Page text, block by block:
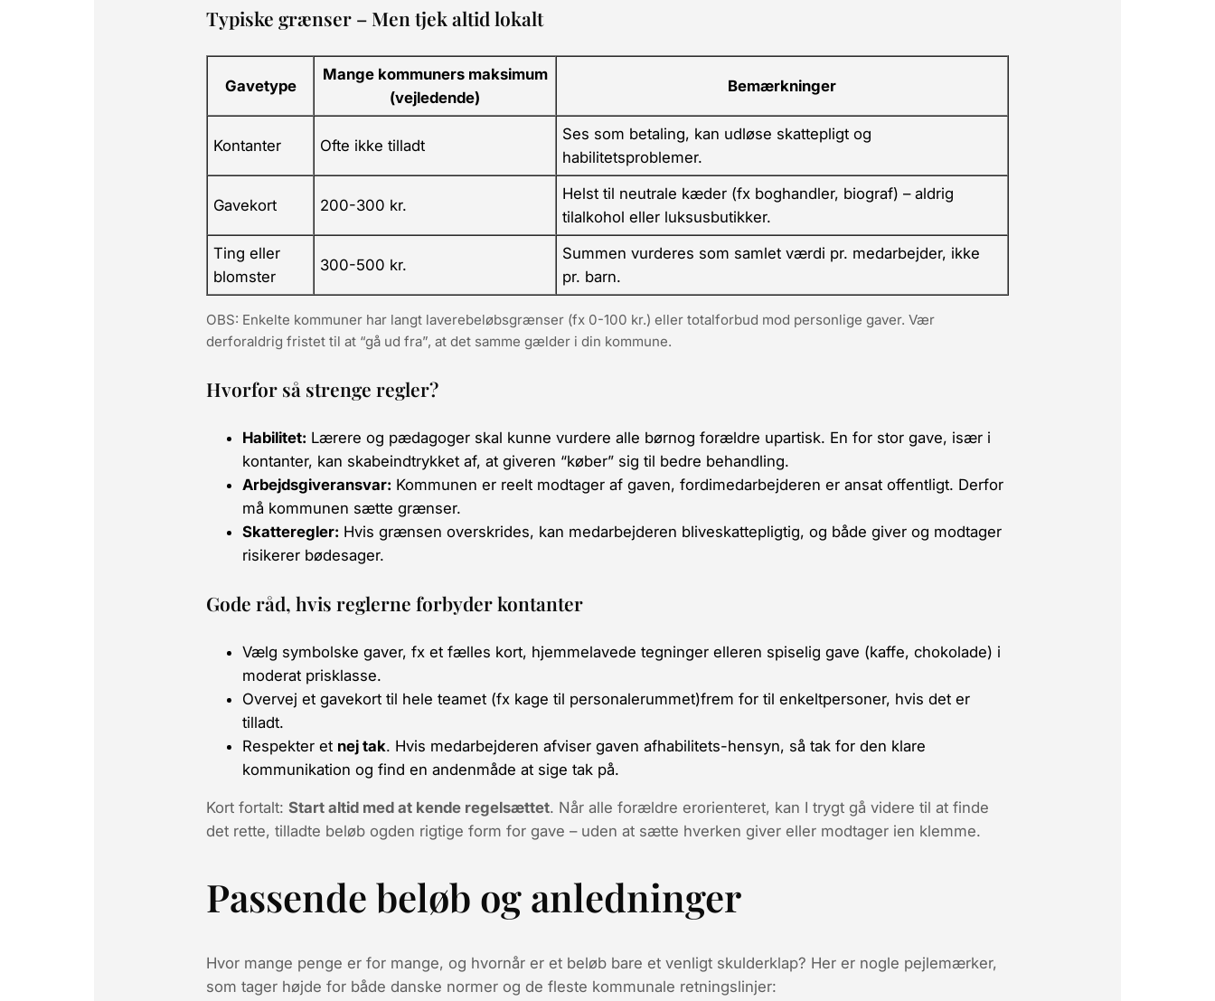
Typiske grænser – Men tjek altid lokalt
Gavetype
Mange kommuners maksimum
(vejledende)
Bemærkninger
Kontanter Ofte ikke tilladt
Ses som betaling, kan udløse skattepligt og
habilitetsproblemer.
Gavekort 200-300 kr.
Helst til neutrale kæder (fx boghandler, biograf) – aldrig
tilalkohol eller luksusbutikker.
Ting eller
blomster
300-500 kr.
Summen vurderes som samlet værdi pr. medarbejder, ikke
pr. barn.
OBS: Enkelte kommuner har langt laverebeløbsgrænser (fx 0-100 kr.) eller totalforbud mod personlige gaver. Vær
derforaldrig fristet til at “gå ud fra”, at det samme gælder i din kommune.
Hvorfor så strenge regler?
Habilitet: Lærere og pædagoger skal kunne vurdere alle børnog forældre upartisk. En for stor gave, især i
kontanter, kan skabeindtrykket af, at giveren “køber” sig til bedre behandling.
Arbejdsgiveransvar: Kommunen er reelt modtager af gaven, fordimedarbejderen er ansat offentligt. Derfor
må kommunen sætte grænser.
Skatteregler: Hvis grænsen overskrides, kan medarbejderen bliveskattepligtig, og både giver og modtager
risikerer bødesager.
Gode råd, hvis reglerne forbyder kontanter
Vælg symbolske gaver, fx et fælles kort, hjemmelavede tegninger elleren spiselig gave (kaffe, chokolade) i
moderat prisklasse.
Overvej et gavekort til hele teamet (fx kage til personalerummet)frem for til enkeltpersoner, hvis det er
tilladt.
Respekter et nej tak. Hvis medarbejderen afviser gaven afhabilitets-hensyn, så tak for den klare
kommunikation og find en andenmåde at sige tak på.
Kort fortalt: Start altid med at kende regelsættet. Når alle forældre erorienteret, kan I trygt gå videre til at finde
det rette, tilladte beløb ogden rigtige form for gave – uden at sætte hverken giver eller modtager ien klemme.
Passende beløb og anledninger
Hvor mange penge er for mange, og hvornår er et beløb bare et venligt skulderklap? Her er nogle pejlemærker,
som tager højde for både danske normer og de fleste kommunale retningslinjer: